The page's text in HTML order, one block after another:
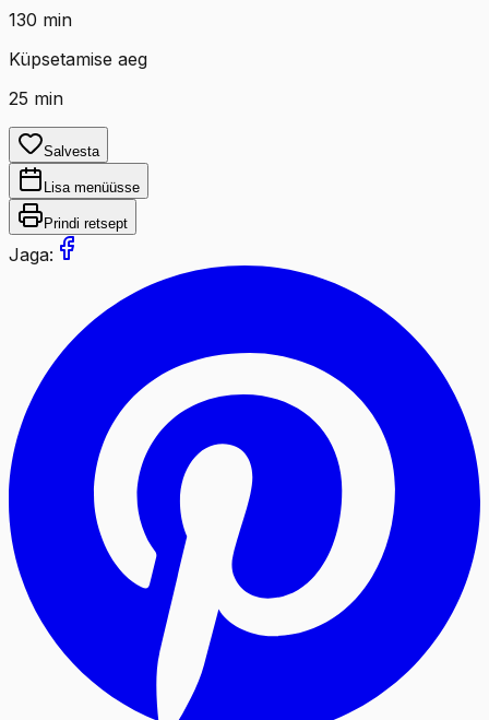
130 min
Küpsetamise aeg
25 min
Salvesta
Lisa menüüsse
Prindi retsept
Jaga: